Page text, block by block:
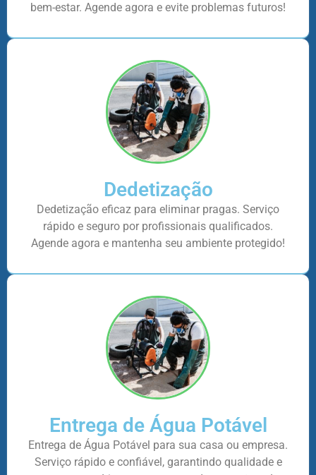
bem-estar. Agende agora e evite problemas futuros!
Dedetização
Dedetização eficaz para eliminar pragas. Serviço
rápido e seguro por profissionais qualificados.
Agende agora e mantenha seu ambiente protegido!
Entrega de Água Potável
Entrega de Água Potável para sua casa ou empresa.
Serviço rápido e confiável, garantindo qualidade e